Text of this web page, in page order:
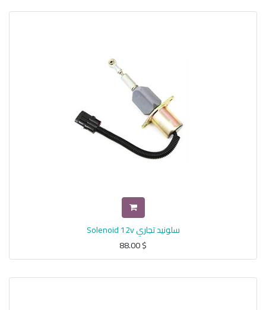
سلونيد تجاري Solenoid 12v
$
88.00